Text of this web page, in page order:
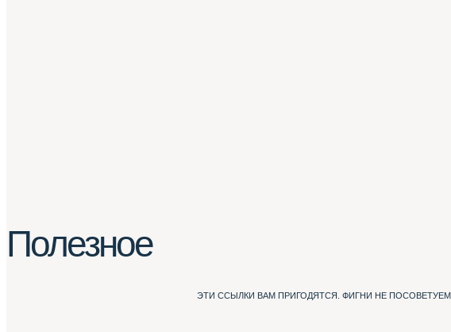
Полезное
ЭТИ ССЫЛКИ ВАМ ПРИГОДЯТСЯ. ФИГНИ НЕ ПОСОВЕТУЕМ